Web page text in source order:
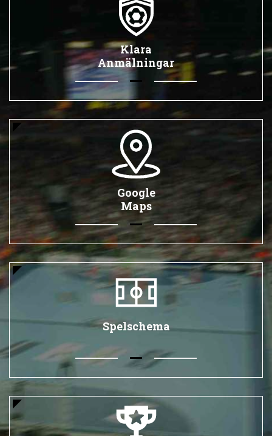
Klara
Anmälningar
Google
Maps
Spelschema